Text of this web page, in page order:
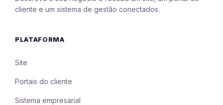
cliente e um sistema de gestão conectados.
PLATAFORMA
Site
Portais do cliente
Sistema empresarial